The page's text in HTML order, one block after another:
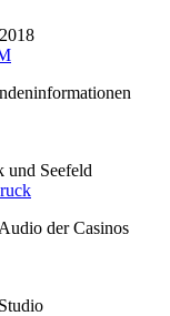
und Seefeld
der Casinos